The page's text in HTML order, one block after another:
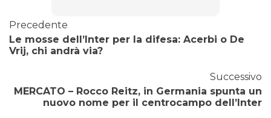
Precedente
Le mosse dell’Inter per la difesa: Acerbi o De
Vrij, chi andrà via?
Successivo
MERCATO – Rocco Reitz, in Germania spunta un
nuovo nome per il centrocampo dell’Inter